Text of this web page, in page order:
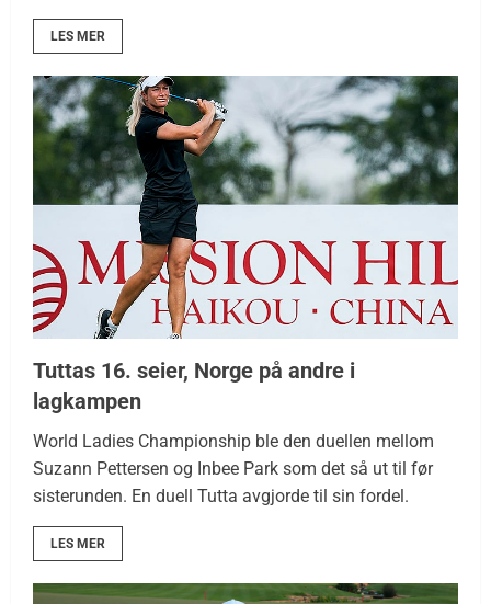
LES MER
Tuttas 16. seier, Norge på andre i
lagkampen
World Ladies Championship ble den duellen mellom
Suzann Pettersen og Inbee Park som det så ut til før
sisterunden. En duell Tutta avgjorde til sin fordel.
LES MER